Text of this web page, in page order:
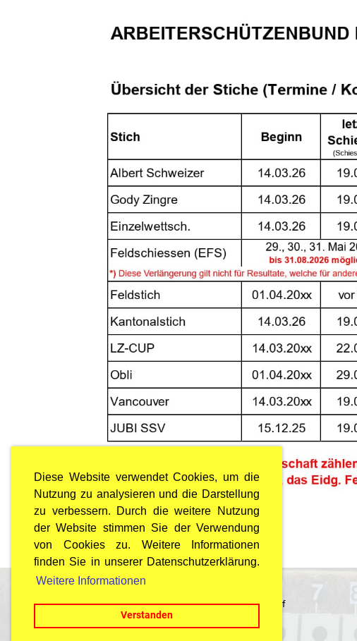
Diese Website verwendet Cookies, um die
Nutzung zu analysieren und die Darstellung
zu verbessern. Durch die weitere Nutzung
der Website stimmen Sie der Verwendung
von Cookies zu. Weitere Informationen
finden Sie in unserer Datenschutzerklärung.
Weitere Informationen
Verstanden
© Arbeiterschützenbund Dübendorf
Last Update: 25.07.2026 / 22:00 Uhr